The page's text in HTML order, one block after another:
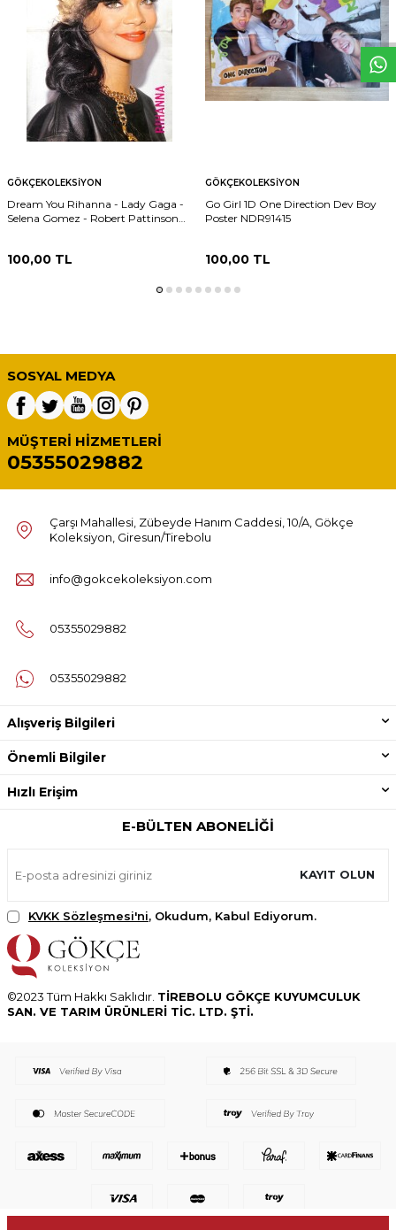
W
h
t
s
p
p
D
e
s
e
H
a
t
t
GÖKÇEKOLEKSIYON
Dream You Rihanna - Lady Gaga -
Selena Gomez - Robert Pattinson
100,00 TL
GÖKÇEKOLEKSIYON
Go Girl 1D One Direction Dev Boy
Poster NDR91415
100,00TL
SOSYAL MEDYA
MÜŞTERI HIZMETLERI
05355029882
Çarşı Mahallesi, Zübeyde Hanım Caddesi, 10/A, Gökçe
Koleksiyon, Giresun/Tirebolu
info@gokcekoleksiyon.com
05355029882
05355029882
Alışveriş Bilgileri
Önemli Bilgiler
Hızlı Erişim
E-BÜLTEN ABONELIĞI
KAYIT OLUN
KVKK Sözleşmesi'ni, Okudum, Kabul Ediyorum.
©2023 Tüm Hakkı Saklıdır. TİREBOLU GÖKÇE KUYUMCULUK
SAN. VE TARIM ÜRÜNLERİ TİC. LTD. ŞTİ.